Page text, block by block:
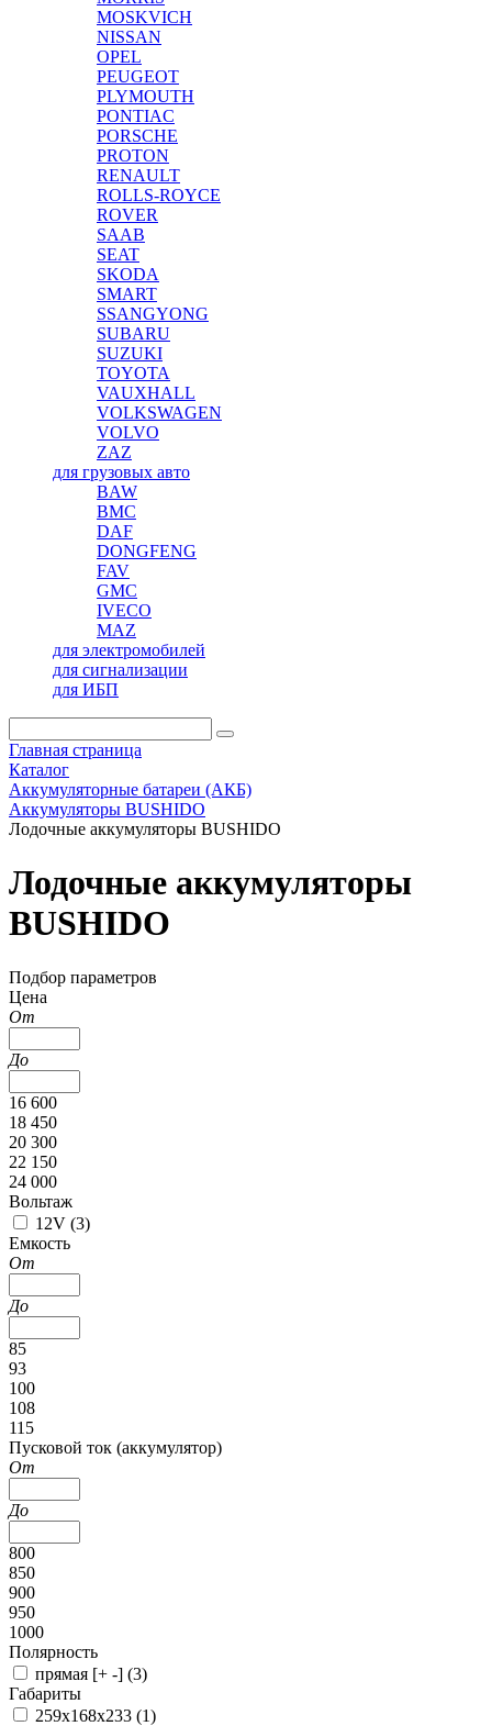
MOSKVICH
NISSAN
OPEL
PEUGEOT
PLYMOUTH
PONTIAC
PORSCHE
PROTON
RENAULT
ROLLS-ROYCE
ROVER
SAAB
SEAT
SKODA
SMART
SSANGYONG
SUBARU
SUZUKI
TOYOTA
VAUXHALL
VOLKSWAGEN
VOLVO
ZAZ
для грузовых авто
BAW
BMC
DAF
DONGFENG
FAV
GMC
IVECO
MAZ
для электромобилей
для сигнализации
для ИБП
Главная страница
Каталог
Аккумуляторные батареи (АКБ)
Аккумуляторы BUSHIDO
Лодочные аккумуляторы BUSHIDO
Лодочные аккумуляторы
BUSHIDO
Подбор параметров
Цена
От
До
16 600
18 450
20 300
22 150
24 000
Вольтаж
12V (3)
Емкость
От
До
85
93
100
108
115
Пусковой ток (аккумулятор)
От
До
800
850
900
950
1000
Полярность
прямая [+ -] (3)
Габариты
259х168х233 (1)